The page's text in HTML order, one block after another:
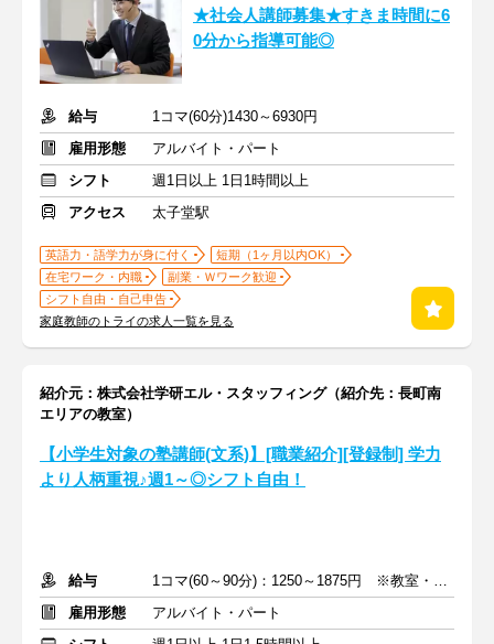
★社会人講師募集★すきま時間に6
0分から指導可能◎
給与
1コマ(60分)1430～6930円
雇用形態
アルバイト・パート
シフト
週1日以上 1日1時間以上
アクセス
太子堂駅
英語力・語学力が身に付く
短期（1ヶ月以内OK）
在宅ワーク・内職
副業・Ｗワーク歓迎
シフト自由・自己申告
家庭教師のトライの求人一覧を見る
紹介元：株式会社学研エル・スタッフィング（紹介先：長町南
エリアの教室）
【小学生対象の塾講師(文系)】[職業紹介][登録制] 学力
より人柄重視♪週1～◎シフト自由！
給与
1コマ(60～90分)：1250～1875円 ※教室・指導内容・対象による
雇用形態
アルバイト・パート